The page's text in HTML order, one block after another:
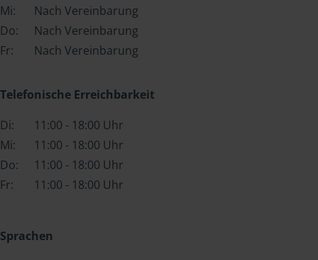
Mi:
Nach Vereinbarung
Do:
Nach Vereinbarung
Fr:
Nach Vereinbarung
Telefonische Erreichbarkeit
Di:
11:00 - 18:00 Uhr
Mi:
11:00 - 18:00 Uhr
Do:
11:00 - 18:00 Uhr
Fr:
11:00 - 18:00 Uhr
Sprachen